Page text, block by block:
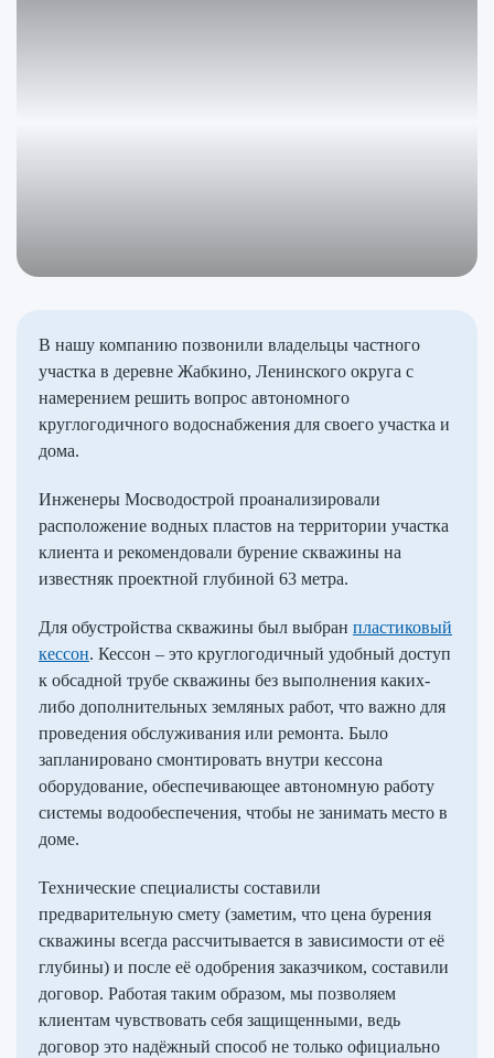
В нашу компанию позвонили владельцы частного
участка в деревне Жабкино, Ленинского округа с
намерением решить вопрос автономного
круглогодичного водоснабжения для своего участка и
дома.
Инженеры Мосводострой проанализировали
расположение водных пластов на территории участка
клиента и рекомендовали бурение скважины на
известняк проектной глубиной 63 метра.
Для обустройства скважины был выбран пластиковый
кессон. Кессон – это круглогодичный удобный доступ
к обсадной трубе скважины без выполнения каких-
либо дополнительных земляных работ, что важно для
проведения обслуживания или ремонта. Было
запланировано смонтировать внутри кессона
оборудование, обеспечивающее автономную работу
системы водообеспечения, чтобы не занимать место в
доме.
Технические специалисты составили
предварительную смету (заметим, что цена бурения
скважины всегда рассчитывается в зависимости от её
глубины) и после её одобрения заказчиком, составили
договор. Работая таким образом, мы позволяем
клиентам чувствовать себя защищенными, ведь
договор это надёжный способ не только официально